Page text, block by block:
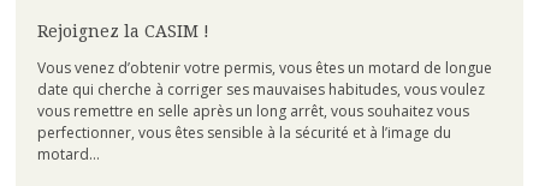
Rejoignez la CASIM !
Vous venez d’obtenir votre permis, vous êtes un motard de longue
date qui cherche à corriger ses mauvaises habitudes, vous voulez
vous remettre en selle après un long arrêt, vous souhaitez vous
perfectionner, vous êtes sensible à la sécurité et à l’image du
motard…